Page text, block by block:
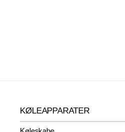
KØLEAPPARATER